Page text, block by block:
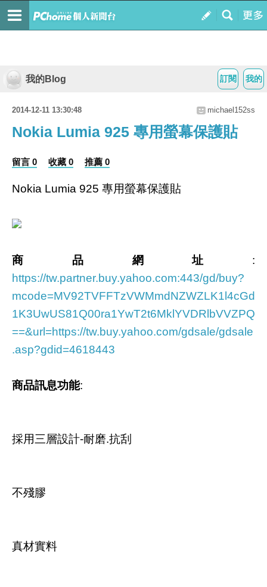
我的
訂閱
我的Blog
2014-12-11 13:30:48 michael152ss
Nokia Lumia 925 專用螢幕保護貼
留言 0 收藏 0 推薦 0
Nokia Lumia 925 專用螢幕保護貼
商品網址 :
https://tw.partner.buy.yahoo.com:443/gd/buy?
mcode=MV92TVFFTzVWMmdNZWZLK1l4cGd
1K3UwUS81Q00ra1YwT2t6MklYVDRlbVVZPQ
==&url=https://tw.buy.yahoo.com/gdsale/gdsale
.asp?gdid=4618443
商品訊息功能:
採用三層設計-耐磨.抗刮
不殘膠
真材實料